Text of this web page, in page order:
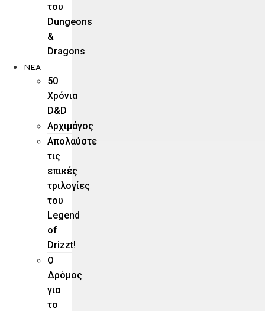
του
Dungeons
&
Dragons
ΝΕΑ
50
Χρόνια
D&D
Αρχιμάγος
Aπολαύστε
τις
επικές
τριλογίες
του
Legend
of
Drizzt!
O
Δρόμος
για
το